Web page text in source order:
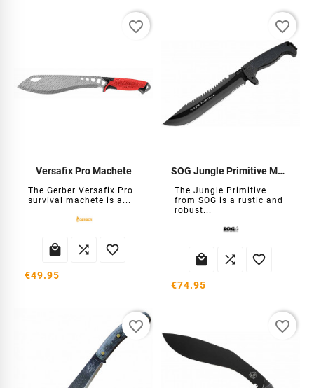
Versafix Pro Machete
The Gerber Versafix Pro
survival machete is a...
  
€49.95
favorite_border
SOG Jungle Primitive Machete
The Jungle Primitive
from SOG is a rustic and
robust...
  
€74.95
favorite_border
favorite_border favorite_border